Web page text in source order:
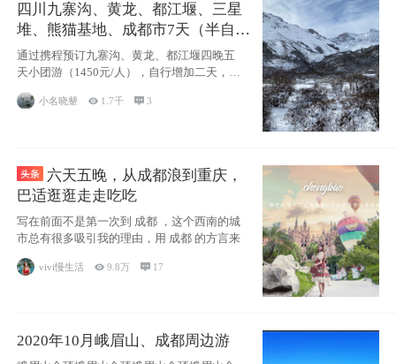
四川九寨沟、黄龙、都江堰、三星
堆、熊猫基地、成都市7天（半自由
行）
通过携程预订九寨沟、黄龙、都江堰四晚五
天小团游（1450元/人），自行增加二天，去
小名晓颦  1.7千 3
六天五晚，从成都浪到重庆，
巴适逛逛走走吃吃
写在前面不是第一次到 成都 ，这个西南的城
市总有很多吸引我的理由，用 成都 的方言来
vivi慢生活 9.8万  17
2020年10月峨眉山、成都周边游